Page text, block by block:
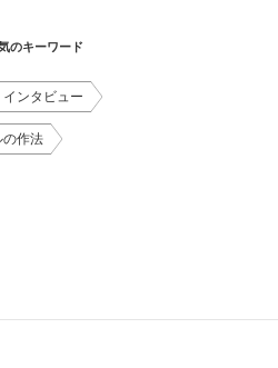
のキーワード
インタビュー
の作法